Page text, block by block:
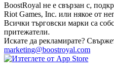
BoostRoyal не е свързан с,
Riot Games, Inc. или някое от
Всички търговски марки са
притежатели.
Искате да рекламирате?
marketing@boostroyal.com